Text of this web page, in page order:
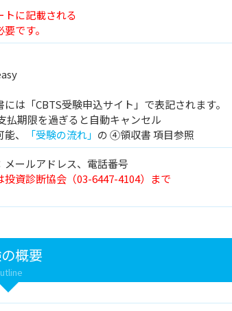
に記載される
です。
は「CBTS受験申込サイト」で表記されます。
期限を過ぎると自動キャンセル
、
「受験の流れ」 の ④領収書 項目参照
ールアドレス、電話番号
資診断協会（03-6447-4104）まで
概要